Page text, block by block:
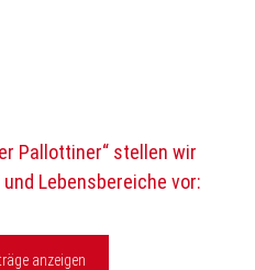
Pallottiner“ stellen wir
Lebensbereiche vor:
anzeigen